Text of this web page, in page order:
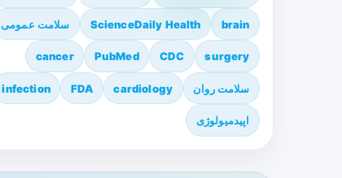
brain
ScienceDaily Health سلامت عمومی
surgery
CDC
PubMed
cancer
سلامت روان cardiology
FDA
infection
اپیدمیولوژی